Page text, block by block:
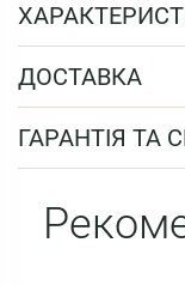
ДОСТАВКА
ГАРАНТІЯ ТА